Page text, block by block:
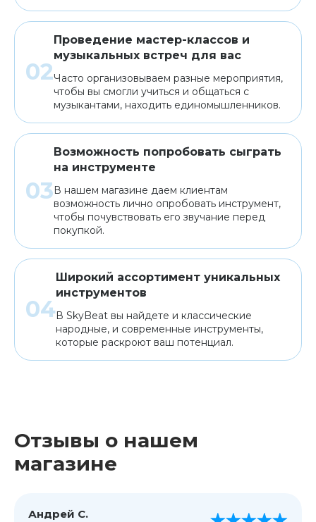
Проведение мастер-классов и
музыкальных встреч для вас
Часто организовываем разные мероприятия,
чтобы вы смогли учиться и общаться с
музыкантами, находить единомышленников.
Возможность попробовать сыграть
на инструменте
В нашем магазине даем клиентам
возможность лично опробовать инструмент,
чтобы почувствовать его звучание перед
покупкой.
Широкий ассортимент уникальных
инструментов
В SkyBeat вы найдете и классические
народные, и современные инструменты,
которые раскроют ваш потенциал.
Отзывы о нашем
магазине
Андрей С.